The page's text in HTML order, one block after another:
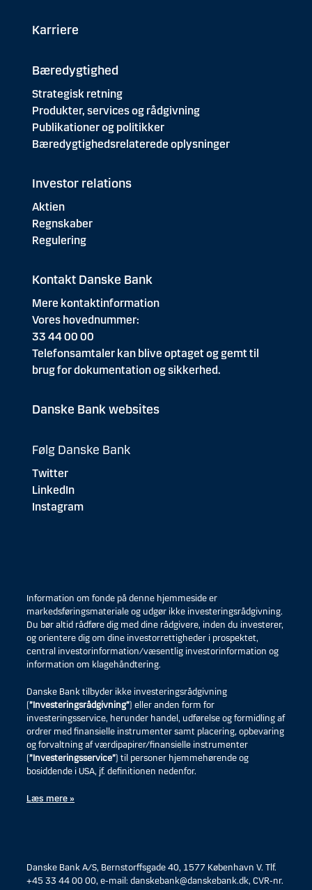
Karriere
Bæredygtighed
Strategisk retning
Produkter, services og rådgivning
Publikationer og politikker
Bæredygtighedsrelaterede oplysninger
Investor relations
Aktien
Regnskaber
Regulering
Kontakt Danske Bank
Mere kontaktinformation
Vores hovednummer:
33 44 00 00
Telefonsamtaler kan blive optaget og gemt til
brug for dokumentation og sikkerhed.
Danske Bank websites
Følg Danske Bank
Twitter
LinkedIn
Instagram
Information om fonde på denne hjemmeside er
markedsføringsmateriale og udgør ikke investeringsrådgivning.
Du bør altid rådføre dig med dine rådgivere, inden du investerer,
og orientere dig om dine investorrettigheder i prospektet,
central investorinformation/væsentlig investorinformation og
information om klagehåndtering.
Danske Bank tilbyder ikke investeringsrådgivning
(”Investeringsrådgivning”) eller anden form for
investeringsservice, herunder handel, udførelse og formidling af
ordrer med finansielle instrumenter samt placering, opbevaring
og forvaltning af værdipapirer/finansielle instrumenter
(”Investeringsservice”) til personer hjemmehørende og
bosiddende i USA, jf. definitionen nedenfor.
Læs mere »
Danske Bank A/S, Bernstorffsgade 40, 1577 København V. Tlf.
+45 33 44 00 00, e-mail: danskebank@danskebank.dk, CVR-nr.